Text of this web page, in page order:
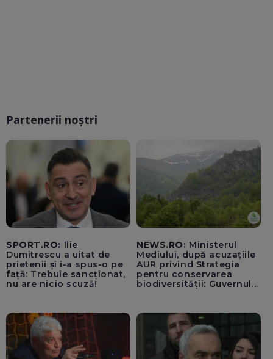
Partenerii noștri
SPORT.RO: Ilie
Dumitrescu a uitat de
prietenii și i-a spus-o pe
față: Trebuie sancționat,
nu are nicio scuză!
NEWS.RO: Ministerul
Mediului, după acuzațiile
AUR privind Strategia
pentru conservarea
biodiversității: Guvernul a
500.000 de lei/ Costul
total - 373.600 de lei a
acoperit întregul studiu
tehnic, structurat în opt
activită